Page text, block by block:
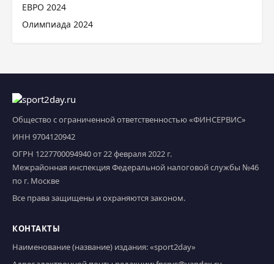
ЕВРО 2024
Олимпиада 2024
Общество с ограниченной ответственностью «ФИНСЕРВИС»
ИНН 9704120942
ОГРН 1227700094940 от 22 февраля 2022 г.
Межрайонная инспекция Федеральной налоговой службы №46
по г. Москве
Все права защищены и охраняются законом.
КОНТАКТЫ
Наименование (название) издания: «sport2day»